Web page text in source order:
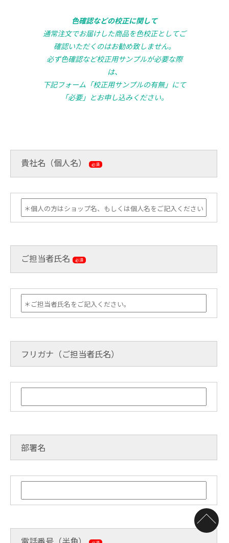
色確認などの校正に関して
通常注文でお届けした商品を色校正としてご
確認いただくのはお勧め致しません。
必ず色確認など校正用サンプルが必要な際
は、
下記フォーム「校正用サンプルの有無」にて
「必要」とお申し込みください。
貴社名（個人名） 必須
ご担当者氏名 必須
フリガナ（ご担当者氏名）
部署名